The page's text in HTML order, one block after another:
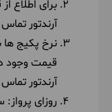
برای اطلاع
آرندتور
نرخ پکیج ها
قیمت وجود
آرندتور
روزای